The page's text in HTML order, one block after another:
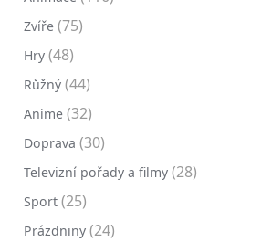
Zvíře (75)
Hry (48)
Růžný (44)
Anime (32)
Doprava (30)
Televizní pořady a filmy (28)
Sport (25)
Prázdniny (24)